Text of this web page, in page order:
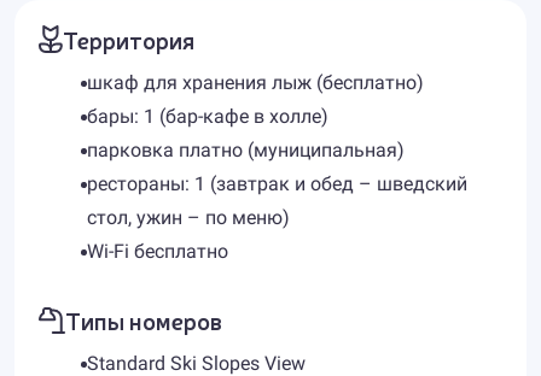
Территория
шкаф для хранения лыж (бесплатно)
бары: 1 (бар-кафе в холле)
парковка платно (муниципальная)
рестораны: 1 (завтрак и обед – шведский
стол, ужин – по меню)
Wi-Fi бесплатно
Типы номеров
Standard Ski Slopes View